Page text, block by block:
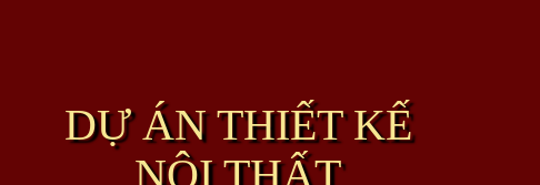
DỰ ÁN THIẾT KẾ
NỘI THẤT